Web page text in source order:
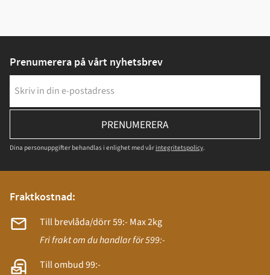
Prenumerera på vårt nyhetsbrev
PRENUMERERA
Dina personuppgifter behandlas i enlighet med vår integritetspolicy.
Fraktkostnad:
Till brevlåda/dörr 59:- Max 2kg
Fri frakt om du handlar för 599:-
Till ombud 99:-